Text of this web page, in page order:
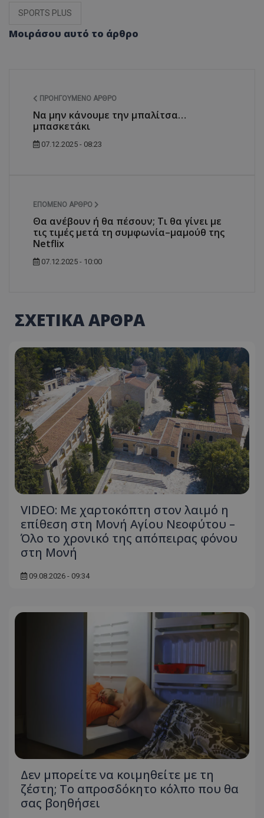
SPORTS PLUS
Μοιράσου αυτό το άρθρο
ΠΡΟΗΓΟΎΜΕΝΟ ΆΡΘΡΟ
Να μην κάνουμε την μπαλίτσα…
μπασκετάκι
07.12.2025 - 08:23
ΕΠΌΜΕΝΟ ΆΡΘΡΟ
Θα ανέβουν ή θα πέσουν; Τι θα γίνει με
τις τιμές μετά τη συμφωνία–μαμούθ της
Netflix
07.12.2025 - 10:00
ΣΧΕΤΙΚΑ ΑΡΘΡΑ
VIDEO: Με χαρτοκόπτη στον λαιμό η
επίθεση στη Μονή Αγίου Νεοφύτου –
Όλο το χρονικό της απόπειρας φόνου
στη Μονή
09.08.2026 - 09:34
Δεν μπορείτε να κοιμηθείτε με τη
ζέστη; Το απροσδόκητο κόλπο που θα
σας βοηθήσει